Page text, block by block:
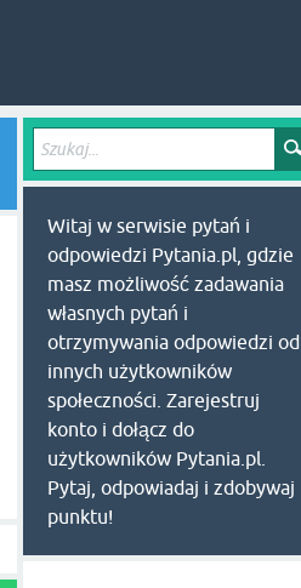
Witaj w serwisie pytań i
odpowiedzi Pytania.pl, gdzie
masz możliwość zadawania
własnych pytań i
otrzymywania odpowiedzi od
innych użytkowników
społeczności. Zarejestruj
konto i dołącz do
użytkowników Pytania.pl.
Pytaj, odpowiadaj i zdobywaj
punktu!